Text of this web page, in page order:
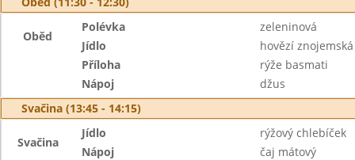
Oběd
Polévka
zeleninová
Jídlo
hovězí znojemská
Příloha
rýže basmati
Nápoj
džus
Svačina (13:45 - 14:15)
Svačina
Jídlo
rýžový chlebíček
Nápoj
čaj mátový